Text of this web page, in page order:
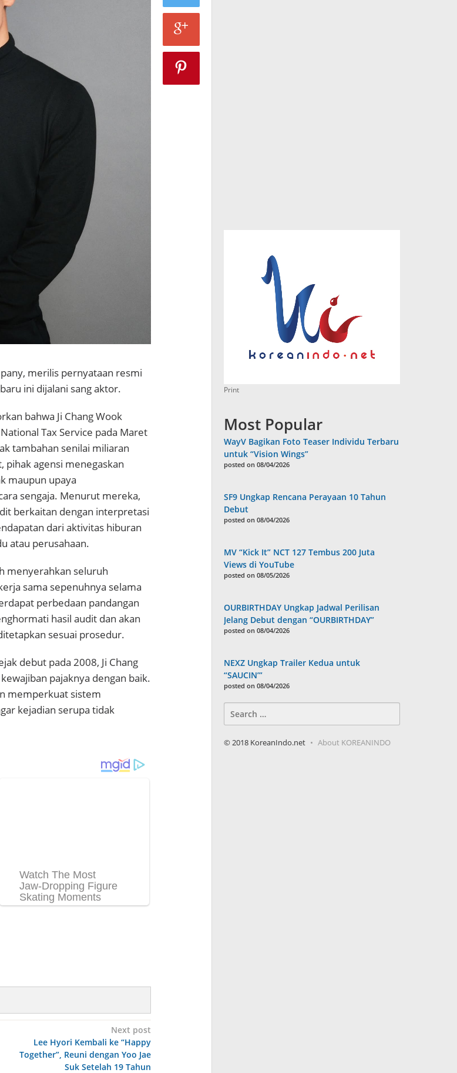
merilis pernyataan resmi
ini dijalani sang aktor.
bahwa Ji Chang Wook
Tax Service pada Maret
tambahan senilai miliaran
pihak agensi menegaskan
maupun upaya
sengaja. Menurut mereka,
berkaitan dengan interpretasi
dari aktivitas hiburan
atau perusahaan.
menyerahkan seluruh
sama sepenuhnya selama
perbedaan pandangan
hasil audit dan akan
sesuai prosedur.
debut pada 2008, Ji Chang
pajaknya dengan baik.
memperkuat sistem
kejadian serupa tidak
Next post
Lee Hyori Kembali ke “Happy
Together”, Reuni dengan Yoo Jae
Suk Setelah 19 Tahun
Print
Most Popular
WayV Bagikan Foto Teaser Individu Terbaru
untuk “Vision Wings”
posted on 08/04/2026
SF9 Ungkap Rencana Perayaan 10 Tahun
Debut
posted on 08/04/2026
MV “Kick It” NCT 127 Tembus 200 Juta
Views di YouTube
posted on 08/05/2026
OURBIRTHDAY Ungkap Jadwal Perilisan
Jelang Debut dengan “OURBIRTHDAY”
posted on 08/04/2026
NEXZ Ungkap Trailer Kedua untuk
“SAUCIN’”
posted on 08/04/2026
for:
© 2018 KoreanIndo.net About KOREANINDO